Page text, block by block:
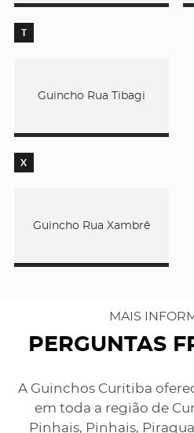
T
Guincho Rua Tibagi
X
Guincho Rua Xambrê
MAIS
PERGUNTAS
A Guinchos Curitiba
em toda a região de
Pinhais, Pinhais,